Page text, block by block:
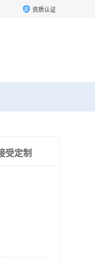
资质认证
受定制